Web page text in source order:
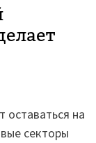
на
секторы